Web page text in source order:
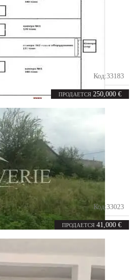
ПРОДАЕТСЯ 250,000 €
Код:33183
1560 m²
ПРОДАЕТСЯ 41,000 €
Код:33023
7комнат 764m²